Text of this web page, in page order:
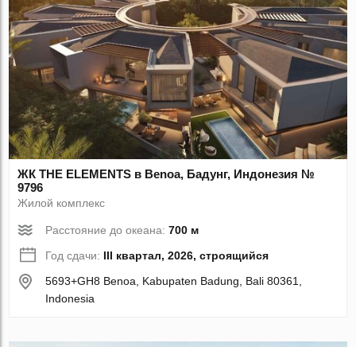
ЖК THE ELEMENTS в Benoa, Бадунг, Индонезия №
9796
Жилой комплекс
Расстояние до океана:700 м
Год сдачи: III квартал, 2026, строящийся
5693+GH8 Benoa, Kabupaten Badung, Bali 80361,
Indonesia